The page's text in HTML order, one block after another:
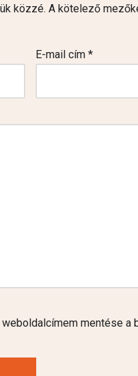
közzé. A kötelező
E-mail cím*
mentése a